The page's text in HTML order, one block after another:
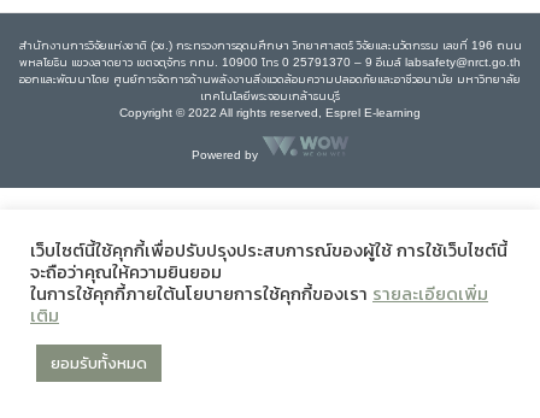
สำนักงานการวิจัยแห่งชาติ (วช.) กระทรวงการอุดมศึกษา วิทยาศาสตร์ วิจัยและนวัตกรรม เลขที่ 196 ถนน
พหลโยธิน แขวงลาดยาว เขตจตุจักร กทม. 10900 โทร 0 25791370 – 9 อีเมล์ labsafety@nrct.go.th
ออกและพัฒนาโดย ศูนย์การจัดการด้านพลังงานสิ่งแวดล้อมความปลอดภัยและอาชีวอนามัย มหาวิทยาลัย
เทคโนโลยีพระจอมเกล้าธนบุรี
Copyright © 2022 All rights reserved, Esprel E-learning
Powered by
เว็บไซต์นี้ใช้คุกกี้เพื่อปรับปรุงประสบการณ์ของผู้ใช้ การใช้เว็บไซต์นี้
จะถือว่าคุณให้ความยินยอม
ในการใช้คุกกี้ภายใต้นโยบายการใช้คุกกี้ของเรา รายละเอียดเพิ่ม
เติม
ยอมรับทั้งหมด